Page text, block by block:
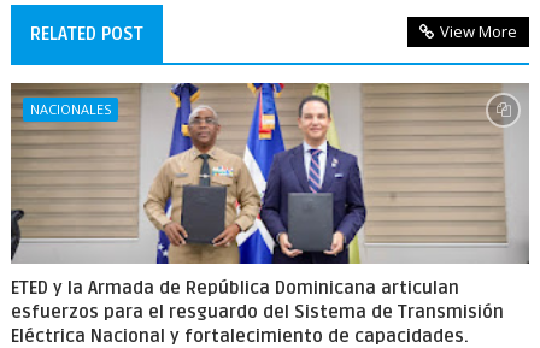
RELATED POST View More
NACIONALES
ETED y la Armada de República Dominicana articulan
esfuerzos para el resguardo del Sistema de Transmisión
Eléctrica Nacional y fortalecimiento de capacidades.